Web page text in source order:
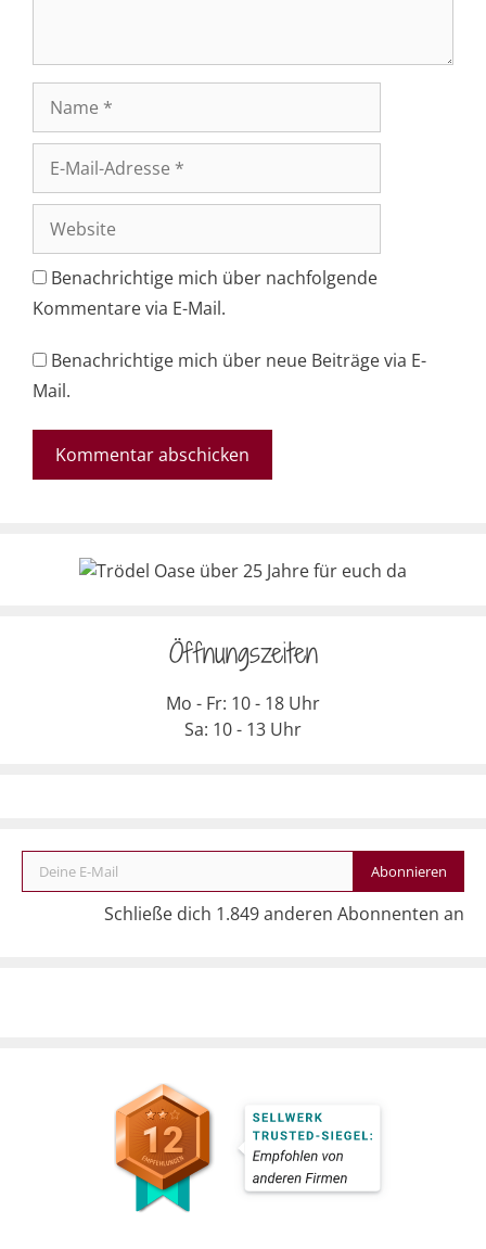
Mail-
Adresse
Website
Benachrichtige mich über nachfolgende
Kommentare via E-Mail.
Benachrichtige mich über neue Beiträge via E-
Mail.
Öffnungszeiten
Mo - Fr: 10 - 18 Uhr
Sa: 10 - 13 Uhr
Deine E-Mail
Abonnieren
Schließe dich 1.849 anderen Abonnenten an